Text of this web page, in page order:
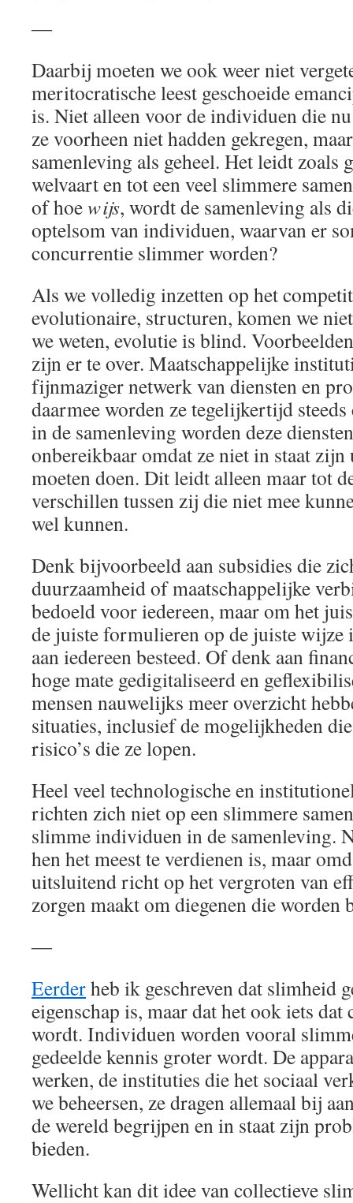
―
Daarbij moeten we ook weer niet
meritocratische leest geschoeide
is. Niet alleen voor de individuen die
ze voorheen niet hadden gekregen,
samenleving als geheel. Het leidt zoals
welvaart en tot een veel slimmere
of hoewijs, wordt de samenleving als
optelsom van individuen, waarvan er
concurrentie slimmer worden?
Als we volledig inzetten op het
evolutionaire, structuren, komen we
we weten, evolutie is blind.
zijn er te over. Maatschappelijke
fijnmaziger netwerk van diensten en
daarmee worden ze tegelijkertijd
in de samenleving worden deze
onbereikbaar omdat ze niet in staat
moeten doen. Dit leidt alleen maar tot
verschillen tussen zij die niet mee
wel kunnen.
Denk bijvoorbeeld aan subsidies die
duurzaamheid of maatschappelijke
bedoeld voor iedereen, maar om het
de juiste formulieren op de juiste wijze
aan iedereen besteed. Of denk aan
hoge mate gedigitaliseerd en
mensen nauwelijks meer overzicht
situaties, inclusief de mogelijkheden
risico’s die ze lopen.
Heel veel technologische en
richten zich niet op een slimmere
slimme individuen in de samenleving.
hen het meest te verdienen is, maar
uitsluitend richt op het vergroten van
zorgen maakt om diegenen die worden
―
Eerderheb ik geschreven dat slimheid
eigenschap is, maar dat het ook iets
wordt. Individuen worden vooral
gedeelde kennis groter wordt. De
werken, de instituties die het sociaal
we beheersen, ze dragen allemaal bij
de wereld begrijpen en in staat zijn
bieden.
Wellicht kan dit idee van collectieve